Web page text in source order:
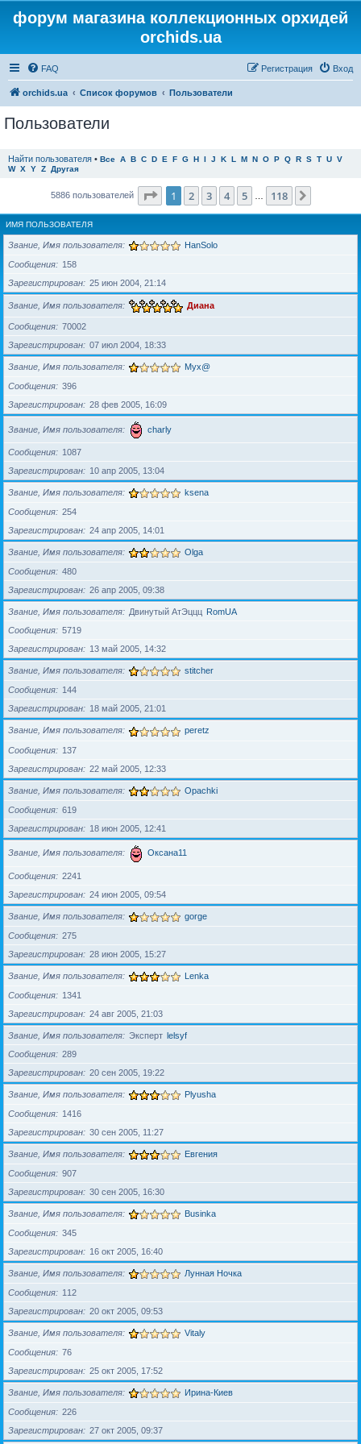
форум магазина коллекционных орхидей
orchids.ua
FAQ Вход
Регистрация
orchids.ua Список форумов Пользователи
Пользователи
Найти пользователя • Все A B C D E F G H I J K L M N O P Q R S T U V
W X Y Z Другая
5886 пользователей Страница из 118
1 2 3 4 5 118
ИМЯ ПОЛЬЗОВАТЕЛЯ
Звание, Имя пользователя HanSolo
Сообщения
158
Зарегистрирован
25 июн 2004, 21:14
Звание, Имя пользователя Диана
Сообщения
70002
Зарегистрирован
07 июл 2004, 18:33
Звание, Имя пользователя Myx@
Сообщения
396
Зарегистрирован
28 фев 2005, 16:09
Звание, Имя пользователя charly
Сообщения
1087
Зарегистрирован
10 апр 2005, 13:04
Звание, Имя пользователя ksena
Сообщения
254
Зарегистрирован
24 апр 2005, 14:01
Звание, Имя пользователя Olga
Сообщения
480
Зарегистрирован
26 апр 2005, 09:38
Звание, Имя пользователя Двинутый АтЭццц RomUA
Сообщения
5719
Зарегистрирован
13 май 2005, 14:32
Звание, Имя пользователя stitcher
Сообщения
144
Зарегистрирован
18 май 2005, 21:01
Звание, Имя пользователя peretz
Сообщения
137
Зарегистрирован
22 май 2005, 12:33
Звание, Имя пользователя Opachki
Сообщения
619
Зарегистрирован
18 июн 2005, 12:41
Звание, Имя пользователя Оксана11
Сообщения
2241
Зарегистрирован
24 июн 2005, 09:54
Звание, Имя пользователя gorge
Сообщения
275
Зарегистрирован
28 июн 2005, 15:27
Звание, Имя пользователя Lenka
Сообщения
1341
Зарегистрирован
24 авг 2005, 21:03
Звание, Имя пользователя Эксперт lelsyf
Сообщения
289
Зарегистрирован
20 сен 2005, 19:22
Звание, Имя пользователя Plyusha
Сообщения
1416
Зарегистрирован
30 сен 2005, 11:27
Звание, Имя пользователя Евгения
Сообщения
907
Зарегистрирован
30 сен 2005, 16:30
Звание, Имя пользователя Businka
Сообщения
345
Зарегистрирован
16 окт 2005, 16:40
Звание, Имя пользователя Лунная Ночка
Сообщения
112
Зарегистрирован
20 окт 2005, 09:53
Звание, Имя пользователя Vitaly
Сообщения
76
Зарегистрирован
25 окт 2005, 17:52
Звание, Имя пользователя Ирина-Киев
Сообщения
226
Зарегистрирован
27 окт 2005, 09:37